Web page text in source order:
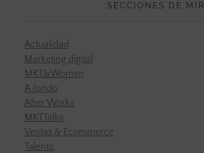
SECCIONES DE MIR
Actualidad
Marketing digital
MKT&Women
A fondo
After Works
MKTTalks
Ventas & Ecommerce
Talento